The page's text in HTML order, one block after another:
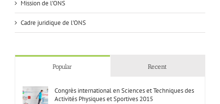
Mission de l’ONS
Cadre juridique de l’ONS
Popular Recent
Congrès international en Sciences et Techniques des
Activités Physiques et Sportives 2015